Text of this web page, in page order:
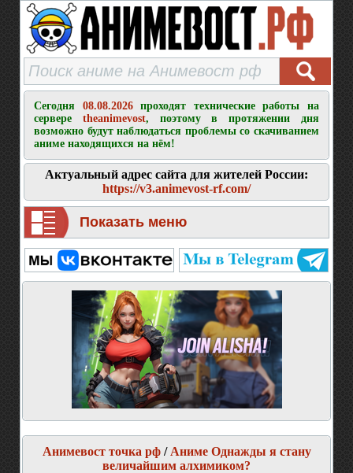
Сегодня 08.08.2026проходят технические работы на
сервере theanimevost, поэтому в протяжении дня
возможно будут наблюдаться проблемы со скачиванием
аниме находящихся на нём!
Актуальный адрес сайта для жителей России:
https://v3.animevost-rf.com/
Показать меню
Анимевост точка рф/ Аниме Однажды я стану
величайшим алхимиком?